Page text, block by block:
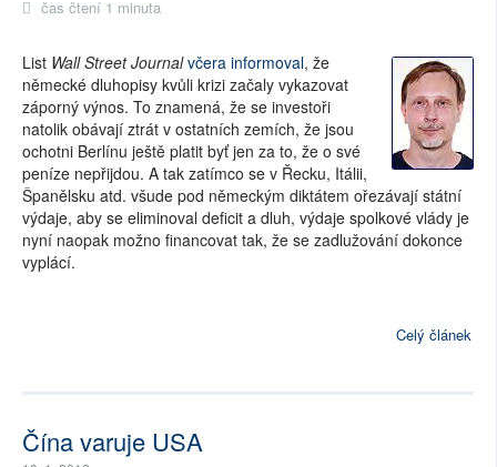
čas čtení 1 minuta
List Wall Street Journal včera informoval, že
německé dluhopisy kvůli krizi začaly vykazovat
záporný výnos. To znamená, že se investoři
natolik obávají ztrát v ostatních zemích, že jsou
ochotni Berlínu ještě platit byť jen za to, že o své
peníze nepřijdou. A tak zatímco se v Řecku, Itálii,
Španělsku atd. všude pod německým diktátem ořezávají státní
výdaje, aby se eliminoval deficit a dluh, výdaje spolkové vlády je
nyní naopak možno financovat tak, že se zadlužování dokonce
vyplácí.
Celý článek
Čína varuje USA